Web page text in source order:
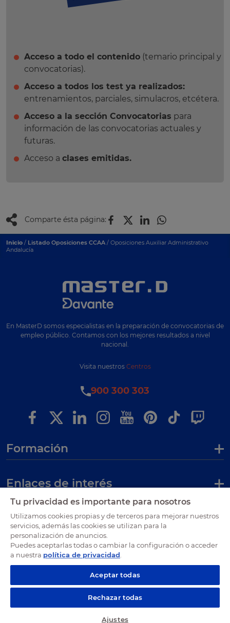
Acceso a todo el contenido (temario principal y
convocatorias).
Acceso a todos los test ya realizados:
entrenamientos, parciales, simulacros, etcétera.
Acceso a la sección Convocatorias para
información de las convocatorias actuales y
futuras.
Acceso a clases emitidas.
Comparte ésta página:
Inicio / Listado Oposiciones CCAA / Oposiciones Auxiliar Administrativo
Andalucía
En MasterD somos especialistas en la preparación de convocatorias de
empleo público. Contamos con los mejores resultados a nivel
nacional.
Visita nuestros Centros
900 300 303
Formación
Enlaces de interés
Certificaciones
Contacto|Ajustes de cookies
Tu privacidad es importante para nosotros
Utilizamos cookies propias y de terceros para mejorar nuestros
servicios, además las cookies se utilizan para la
personalización de anuncios.
Puedes aceptarlas todas o cambiar la configuración o acceder
a nuestra política de privacidad
Aceptar todas
Rechazar todas
Ajustes